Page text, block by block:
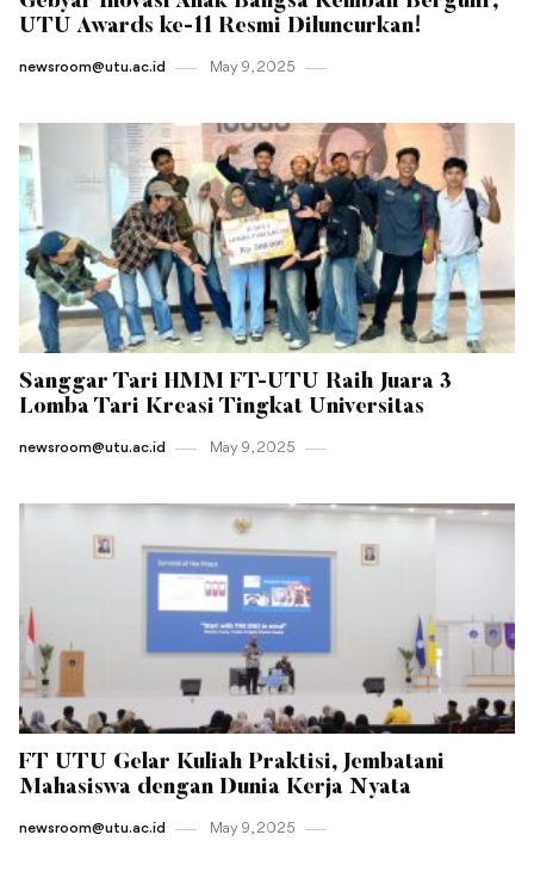
UTU Awards ke-11 Resmi Diluncurkan!
newsroom@utu.ac.id May 9 , 2025
Sanggar Tari HMM FT-UTU Raih Juara 3
Lomba Tari Kreasi Tingkat Universitas
newsroom@utu.ac.id May 9 , 2025
FT UTU Gelar Kuliah Praktisi, Jembatani
Mahasiswa dengan Dunia Kerja Nyata
newsroom@utu.ac.id May 9 , 2025